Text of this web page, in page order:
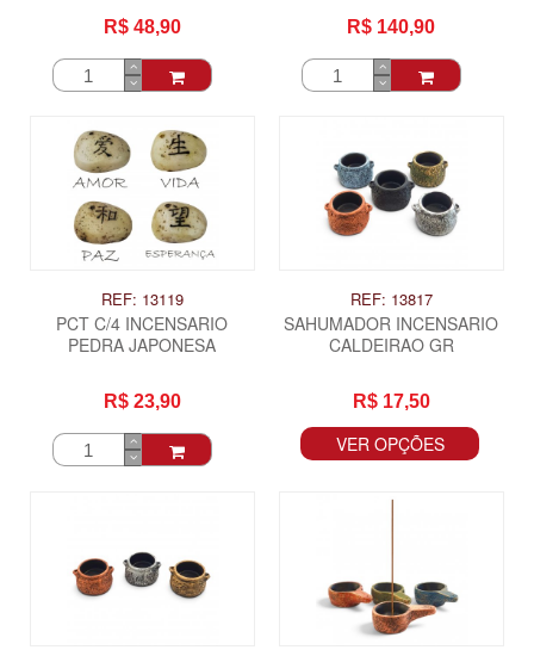
R$ 48,90 R$ 140,90
REF: 13119
PCT C/4 INCENSARIO
PEDRA JAPONESA
R$ 23,90
REF: 13817
SAHUMADOR INCENSARIO
CALDEIRAO GR
R$ 17,50
VER OPÇÕES